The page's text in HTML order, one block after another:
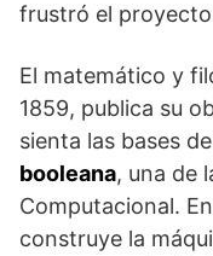
frustró el
El matemático y
1859, publica su
sienta las bases
booleana, una de
Computacional.
construye la